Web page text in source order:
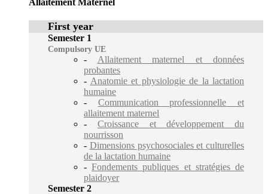
First year
Semester 1
Compulsory UE
- Allaitement maternel et données
probantes
- Anatomie et physiologie de la lactation
humaine
- Communication professionnelle et
allaitement maternel
- Croissance et développement du
nourrisson
- Dimensions psychosociales et culturelles
de la lactation humaine
-Fondements publiques et stratégies de
plaidoyer
Semester 2